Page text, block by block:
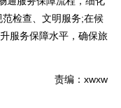
检查、文明服务;在候
服务保障水平，确保旅
责编：xwxw